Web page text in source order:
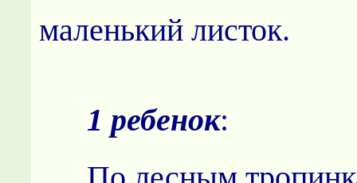
маленький листок.
1 ребенок: